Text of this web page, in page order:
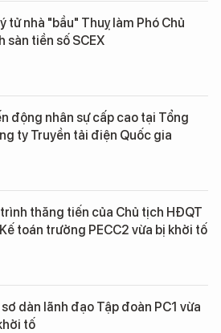
tử nhà "bầu" Thuỵ làm Phó Chủ
sàn tiền số SCEX
động nhân sự cấp cao tại Tổng
ty Truyền tải điện Quốc gia
thăng tiến của Chủ tịch HĐQT
toán trưởng PECC2 vừa bị khởi tố
sơ dàn lãnh đạo Tập đoàn PC1 vừa
tố